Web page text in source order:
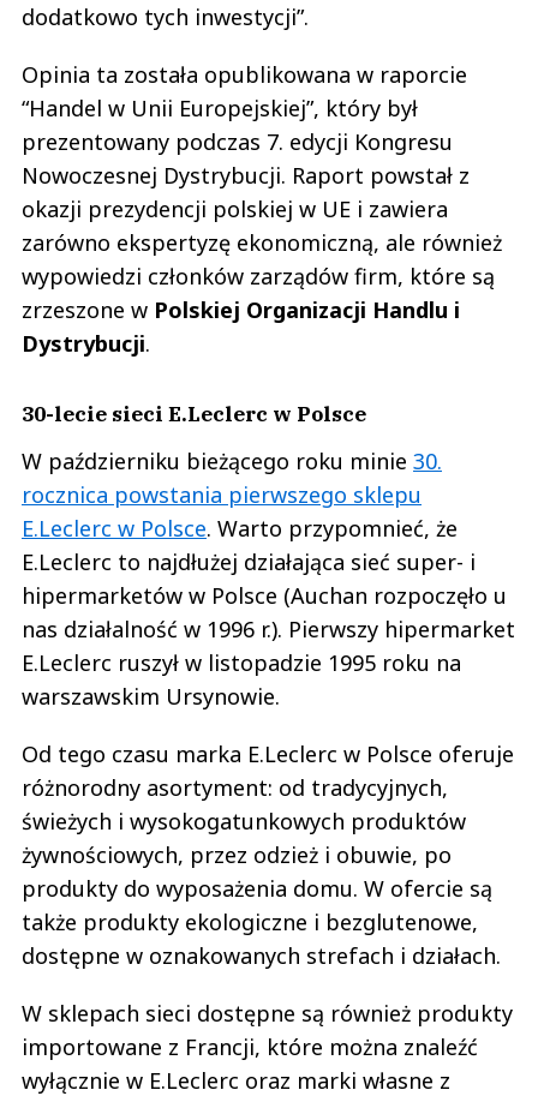
dodatkowo tych inwestycji”.
Opinia ta została opublikowana w raporcie
“Handel w Unii Europejskiej”, który był
prezentowany podczas 7. edycji Kongresu
Nowoczesnej Dystrybucji. Raport powstał z
okazji prezydencji polskiej w UE i zawiera
zarówno ekspertyzę ekonomiczną, ale również
wypowiedzi członków zarządów firm, które są
zrzeszone w Polskiej Organizacji Handlu i
Dystrybucji.
30-lecie sieci E.Leclerc w Polsce
W październiku bieżącego roku minie 30.
rocznica powstania pierwszego sklepu
E.Leclerc w Polsce. Warto przypomnieć, że
E.Leclerc to najdłużej działająca sieć super- i
hipermarketów w Polsce (Auchan rozpoczęło u
nas działalność w 1996 r.). Pierwszy hipermarket
E.Leclerc ruszył w listopadzie 1995 roku na
warszawskim Ursynowie.
Od tego czasu marka E.Leclerc w Polsce oferuje
różnorodny asortyment: od tradycyjnych,
świeżych i wysokogatunkowych produktów
żywnościowych, przez odzież i obuwie, po
produkty do wyposażenia domu. W ofercie są
także produkty ekologiczne i bezglutenowe,
dostępne w oznakowanych strefach i działach.
W sklepach sieci dostępne są również produkty
importowane z Francji, które można znaleźć
wyłącznie w E.Leclerc oraz marki własne z